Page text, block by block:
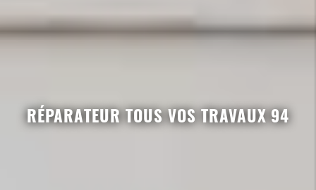
RÉPARATEUR TOUS VOS TRAVAUX 94